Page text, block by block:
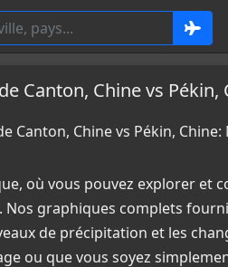
Canton, Chine vs Pékin,
Chine vs Pékin,
où vous pouvez explorer et
Nos graphiques complets
de précipitation et les
ou que vous soyez